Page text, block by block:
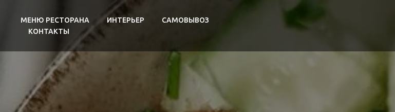
МЕНЮ РЕСТОРАНА ИНТЕРЬЕР
САМОВЫВОЗ
КОНТАКТЫ